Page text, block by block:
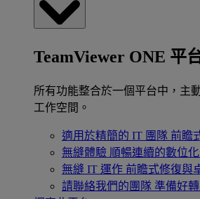
TeamViewer ONE 平
所有功能整合於一個平台中，主
工作空間。
適用於精簡的 IT 團隊 前瞻
無縫體驗 順暢連續的數位
無縫 IT 運作 前瞻式修復與
請聯絡我們的團隊 準備好